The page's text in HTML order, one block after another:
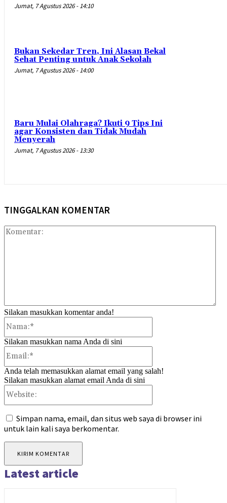
Jumat, 7 Agustus 2026 - 14:10
Bukan Sekedar Tren, Ini Alasan Bekal
Sehat Penting untuk Anak Sekolah
Jumat, 7 Agustus 2026 - 14:00
Baru Mulai Olahraga? Ikuti 9 Tips Ini
agar Konsisten dan Tidak Mudah
Menyerah
Jumat, 7 Agustus 2026 - 13:30
TINGGALKAN KOMENTAR
Silakan masukkan komentar anda!
Silakan masukkan nama Anda di sini
Anda telah memasukkan alamat email yang salah!
Silakan masukkan alamat email Anda di sini
Simpan nama, email, dan situs web saya di browser ini
untuk lain kali saya berkomentar.
Latest article